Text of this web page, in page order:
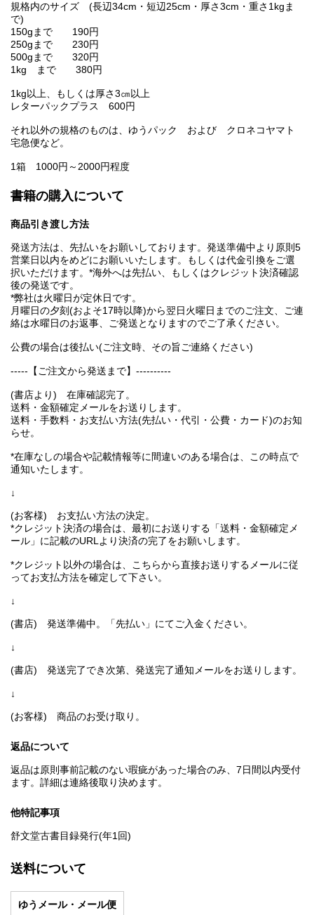
規格内のサイズ (長辺34cm・短辺25cm・厚さ3cm・重さ1kgま
で)
150gまで 190円
250gまで 230円
500gまで 320円
1kg まで 380円
1kg以上、もしくは厚さ3㎝以上
レターパックプラス 600円
それ以外の規格のものは、ゆうパック および クロネコヤマト
宅急便など。
1箱 1000円～2000円程度
書籍の購入について
商品引き渡し方法
発送方法は、先払いをお願いしております。発送準備中より原則5
営業日以内をめどにお願いいたします。もしくは代金引換をご選
択いただけます。*海外へは先払い、もしくはクレジット決済確認
後の発送です。
*弊社は火曜日が定休日です。
月曜日の夕刻(およそ17時以降)から翌日火曜日までのご注文、ご連
絡は水曜日のお返事、ご発送となりますのでご了承ください。
公費の場合は後払い(ご注文時、その旨ご連絡ください)
-----【ご注文から発送まで】----------
(書店より) 在庫確認完了。
送料・金額確定メールをお送りします。
送料・手数料・お支払い方法(先払い・代引・公費・カード)のお知
らせ。
*在庫なしの場合や記載情報等に間違いのある場合は、この時点で
通知いたします。
↓
(お客様) お支払い方法の決定。
*クレジット決済の場合は、最初にお送りする「送料・金額確定メ
ール」に記載のURLより決済の完了をお願いします。
*クレジット以外の場合は、こちらから直接お送りするメールに従
ってお支払方法を確定して下さい。
↓
(書店) 発送準備中。「先払い」にてご入金ください。
↓
(書店) 発送完了でき次第、発送完了通知メールをお送りします。
↓
(お客様) 商品のお受け取り。
返品について
返品は原則事前記載のない瑕疵があった場合のみ、7日間以内受付
ます。詳細は連絡後取り決めます。
他特記事項
舒文堂古書目録発行(年1回)
送料について
ゆうメール・メール便